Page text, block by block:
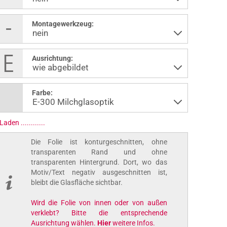
Montagewerkzeug:
Ausrichtung:
Farbe:
..............
Die Folie ist konturgeschnitten, ohne
transparenten Rand und ohne
transparenten Hintergrund. Dort, wo das
Motiv/Text negativ ausgeschnitten ist,
bleibt die Glasfläche sichtbar.
Wird die Folie von innen oder von außen
verklebt? Bitte die entsprechende
Ausrichtung wählen. Hier weitere Infos.